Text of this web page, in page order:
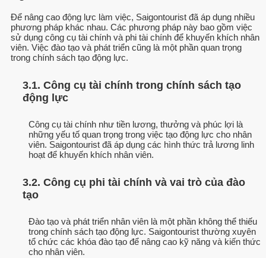
Để nâng cao động lực làm việc, Saigontourist đã áp dụng nhiều
phương pháp khác nhau. Các phương pháp này bao gồm việc
sử dụng công cụ tài chính và phi tài chính để khuyến khích nhân
viên. Việc đào tạo và phát triển cũng là một phần quan trọng
trong chính sách tạo động lực.
3.1. Công cụ tài chính trong chính sách tạo
động lực
Công cụ tài chính như tiền lương, thưởng và phúc lợi là
những yếu tố quan trọng trong việc tạo động lực cho nhân
viên. Saigontourist đã áp dụng các hình thức trả lương linh
hoạt để khuyến khích nhân viên.
3.2. Công cụ phi tài chính và vai trò của đào
tạo
Đào tạo và phát triển nhân viên là một phần không thể thiếu
trong chính sách tạo động lực. Saigontourist thường xuyên
tổ chức các khóa đào tạo để nâng cao kỹ năng và kiến thức
cho nhân viên.